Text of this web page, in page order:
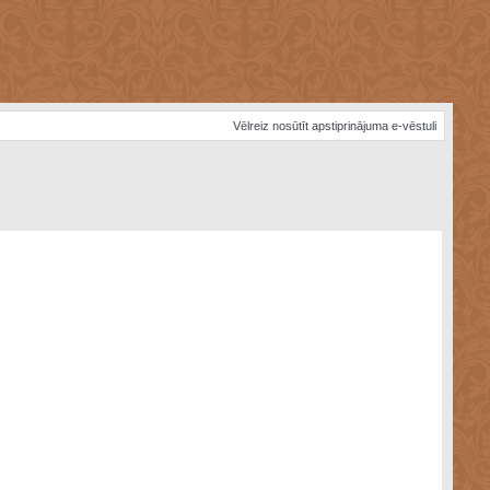
Vēlreiz nosūtīt apstiprinājuma e-vēstuli